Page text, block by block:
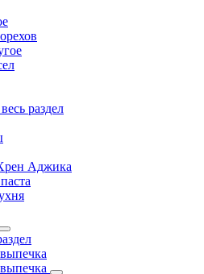
раздел
Аджика